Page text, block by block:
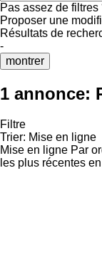
Pas assez de filtres
Proposer une
Résultats de
-
montrer
1 annonce:
Filtre
Trier: Mise en ligne
Mise en ligne Par
les plus récentes